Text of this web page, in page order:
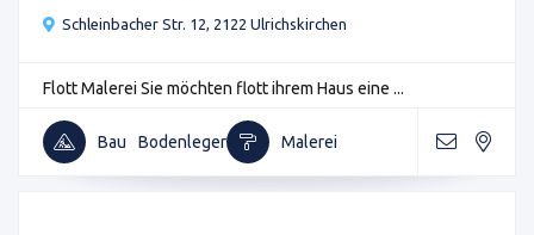
Schleinbacher Str. 12, 2122 Ulrichskirchen
Flott Malerei Sie möchten flott ihrem Haus eine ...
Bau Bodenleger Malerei